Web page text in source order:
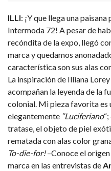
ILLI: ¡Y que llega una
Intermoda 72! A pesar de
recóndita de la expo, llegó
marca y quedamos
característica son sus alas
La inspiración de Illiana
acompañan la leyenda de la
colonial. Mi pieza favorita es
elegantemente “Luciferiano
tratase, el objeto de piel
rematada con alas color
To-die-for!–Conoce el
marca en las entrevistas de